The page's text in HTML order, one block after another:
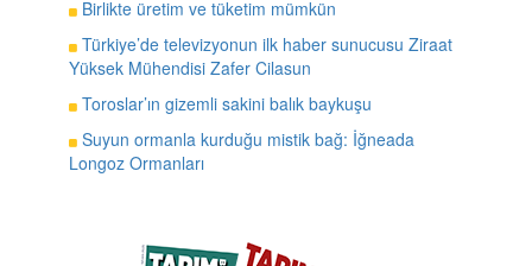
Birlikte üretim ve tüketim mümkün
Türkiye’de televizyonun ilk haber sunucusu Ziraat
Yüksek Mühendisi Zafer Cilasun
Toroslar’ın gizemli sakini balık baykuşu
Suyun ormanla kurduğu mistik bağ: İğneada
Longoz Ormanları